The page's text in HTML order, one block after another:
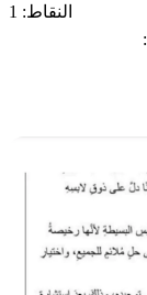
النقاط: 1